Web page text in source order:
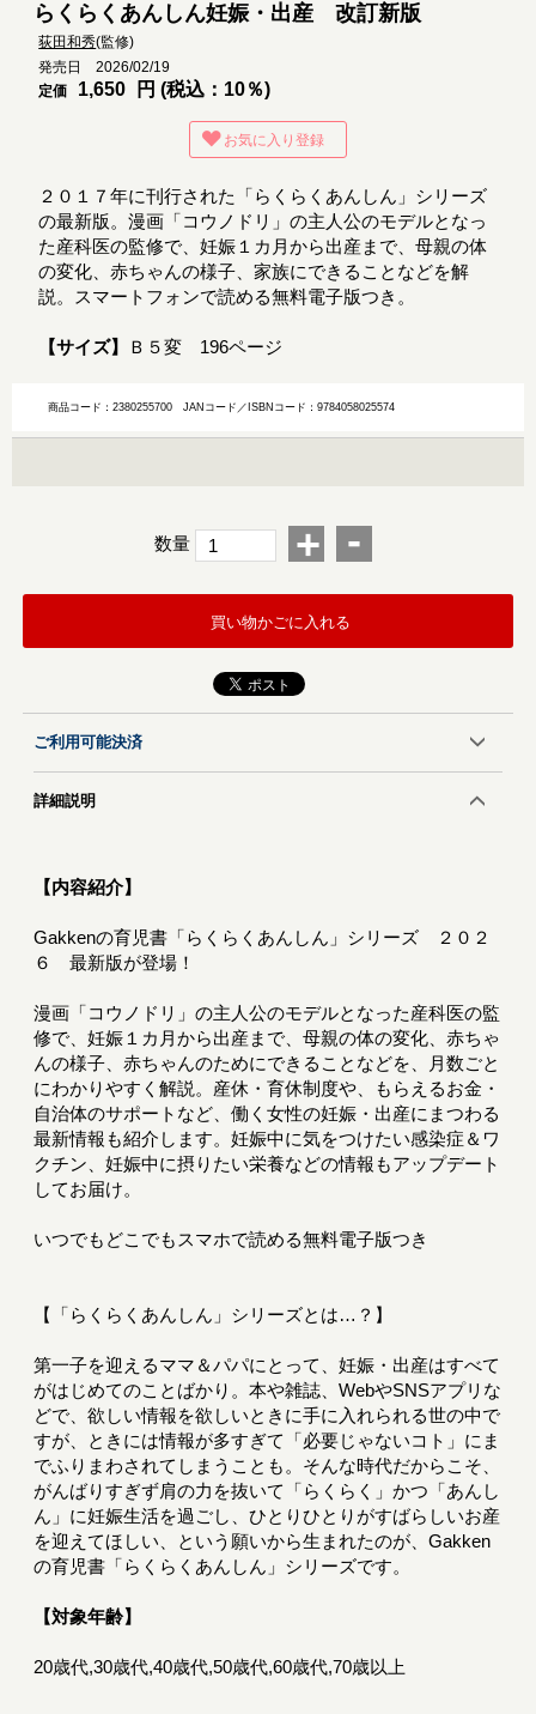
らくらくあんしん妊娠・出産 改訂新版
荻田和秀(監修)
発売日 2026/02/19
定価
1,650 円 (税込：10％)
お気に入り登録
２０１７年に刊行された「らくらくあんしん」シリーズ
の最新版。漫画「コウノドリ」の主人公のモデルとなっ
た産科医の監修で、妊娠１カ月から出産まで、母親の体
の変化、赤ちゃんの様子、家族にできることなどを解
説。スマートフォンで読める無料電子版つき。
【サイズ】 Ｂ５変 196ページ
商品コード：2380255700JANコード／ISBNコード：9784058025574
数量 + -
買い物かごに入れる
ご利用可能決済
詳細説明
【内容紹介】
Gakkenの育児書「らくらくあんしん」シリーズ ２０２
６ 最新版が登場！
漫画「コウノドリ」の主人公のモデルとなった産科医の監
修で、妊娠１カ月から出産まで、母親の体の変化、赤ちゃ
んの様子、赤ちゃんのためにできることなどを、月数ごと
にわかりやすく解説。産休・育休制度や、もらえるお金・
自治体のサポートなど、働く女性の妊娠・出産にまつわる
最新情報も紹介します。妊娠中に気をつけたい感染症＆ワ
クチン、妊娠中に摂りたい栄養などの情報もアップデート
してお届け。
いつでもどこでもスマホで読める無料電子版つき
【「らくらくあんしん」シリーズとは…？】
第一子を迎えるママ＆パパにとって、妊娠・出産はすべて
がはじめてのことばかり。本や雑誌、WebやSNSアプリな
どで、欲しい情報を欲しいときに手に入れられる世の中で
すが、ときには情報が多すぎて「必要じゃないコト」にま
でふりまわされてしまうことも。そんな時代だからこそ、
がんばりすぎず肩の力を抜いて「らくらく」かつ「あんし
ん」に妊娠生活を過ごし、ひとりひとりがすばらしいお産
を迎えてほしい、という願いから生まれたのが、Gakken
の育児書「らくらくあんしん」シリーズです。
【対象年齢】
20歳代,30歳代,40歳代,50歳代,60歳代,70歳以上